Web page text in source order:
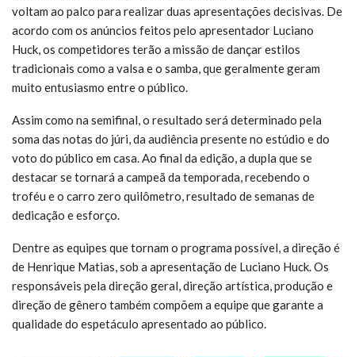
voltam ao palco para realizar duas apresentações decisivas. De
acordo com os anúncios feitos pelo apresentador Luciano
Huck, os competidores terão a missão de dançar estilos
tradicionais como a valsa e o samba, que geralmente geram
muito entusiasmo entre o público.
Assim como na semifinal, o resultado será determinado pela
soma das notas do júri, da audiência presente no estúdio e do
voto do público em casa. Ao final da edição, a dupla que se
destacar se tornará a campeã da temporada, recebendo o
troféu e o carro zero quilômetro, resultado de semanas de
dedicação e esforço.
Dentre as equipes que tornam o programa possível, a direção é
de Henrique Matias, sob a apresentação de Luciano Huck. Os
responsáveis pela direção geral, direção artística, produção e
direção de gênero também compõem a equipe que garante a
qualidade do espetáculo apresentado ao público.